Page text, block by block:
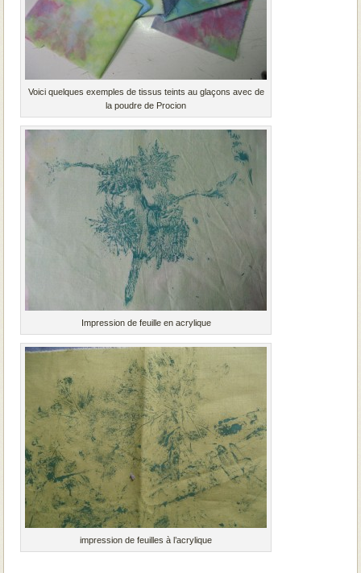
Voici quelques exemples de tissus teints au glaçons avec de
la poudre de Procion
Impression de feuille en acrylique
impression de feuilles à l’acrylique